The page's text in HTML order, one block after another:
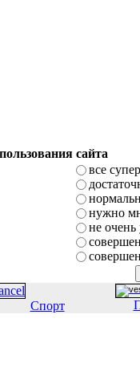
сайта
все супер
нужно
не очень
Спорт